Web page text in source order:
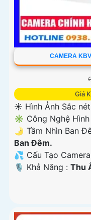
CAMERA
Giá
☀️ Hình Ảnh Sắc
✳️ Công Nghệ Hình
🌛 Tầm Nhìn Ban
Ban Ðêm.
💦 Cấu Tạo Camera
️🎙 Khả Năng : Thu